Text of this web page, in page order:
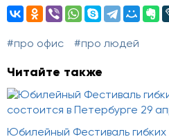
#про офис #про людей
Читайте также
Юбилейный Фестиваль